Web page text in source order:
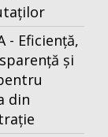
- Eficiență,
și
din